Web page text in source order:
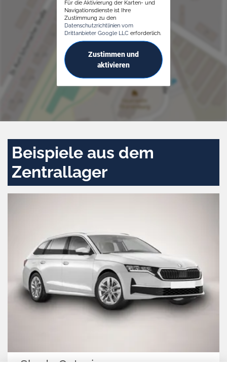
Für die Aktivierung der Karten- und
Navigationsdienste ist Ihre
Zustimmung zu den
Datenschutzrichtlinien vom
Drittanbieter Google LLC erforderlich.
Zustimmen und
aktivieren
Beispiele aus dem
Zentrallager
Skoda Octavia